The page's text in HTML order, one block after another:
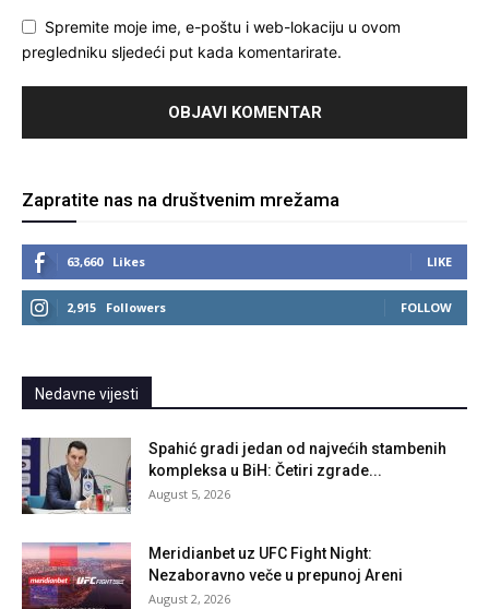
Spremite moje ime, e-poštu i web-lokaciju u ovom
pregledniku sljedeći put kada komentarirate.
Zapratite nas na društvenim mrežama
63,660 Likes LIKE
2,915 Followers FOLLOW
Nedavne vijesti
Spahić gradi jedan od najvećih stambenih
kompleksa u BiH: Četiri zgrade...
August 5, 2026
Meridianbet uz UFC Fight Night:
Nezaboravno veče u prepunoj Areni
August 2, 2026